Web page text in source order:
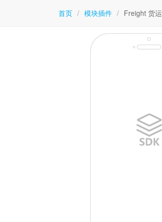
首页 / 模块插件 / Freight 货运